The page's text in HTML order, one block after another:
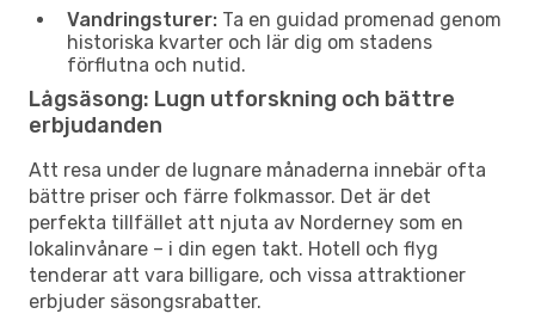
Vandringsturer: Ta en guidad promenad genom
historiska kvarter och lär dig om stadens
förflutna och nutid.
Lågsäsong: Lugn utforskning och bättre
erbjudanden
Att resa under de lugnare månaderna innebär ofta
bättre priser och färre folkmassor. Det är det
perfekta tillfället att njuta av Norderney som en
lokalinvånare – i din egen takt. Hotell och flyg
tenderar att vara billigare, och vissa attraktioner
erbjuder säsongsrabatter.